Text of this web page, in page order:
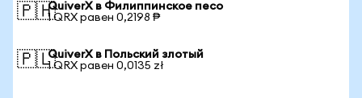
🇵🇭QuiverX в Филиппинское песо
1 QRX равен 0,2198 ₱
🇵🇱QuiverX в Польский злотый
1 QRX равен 0,0135 zł